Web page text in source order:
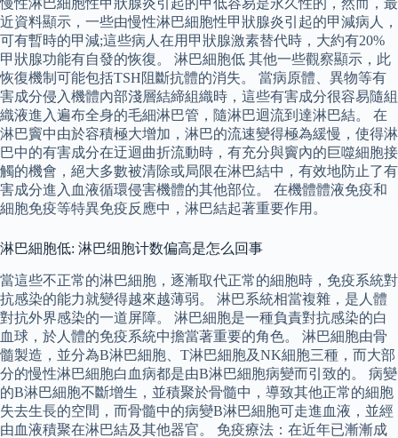
慢性淋巴細胞性甲狀腺炎引起的甲低容易是永久性的，然而，最
近資料顯示，一些由慢性淋巴細胞性甲狀腺炎引起的甲減病人，
可有暫時的甲減;這些病人在用甲狀腺激素替代時，大約有20%
甲狀腺功能有自發的恢復。 淋巴細胞低 其他一些觀察顯示，此
恢復機制可能包括TSH阻斷抗體的消失。 當病原體、異物等有
害成分侵入機體內部淺層結締組織時，這些有害成分很容易隨組
織液進入遍布全身的毛細淋巴管，隨淋巴迴流到達淋巴結。 在
淋巴竇中由於容積極大增加，淋巴的流速變得極為緩慢，使得淋
巴中的有害成分在迂迴曲折流動時，有充分與竇內的巨噬細胞接
觸的機會，絕大多數被清除或局限在淋巴結中，有效地防止了有
害成分進入血液循環侵害機體的其他部位。 在機體體液免疫和
細胞免疫等特異免疫反應中，淋巴結起著重要作用。
淋巴細胞低: 淋巴细胞计数偏高是怎么回事
當這些不正常的淋巴細胞，逐漸取代正常的細胞時，免疫系統對
抗感染的能力就變得越來越薄弱。 淋巴系統相當複雜，是人體
對抗外界感染的一道屏障。 淋巴細胞是一種負責對抗感染的白
血球，於人體的免疫系統中擔當著重要的角色。 淋巴細胞由骨
髓製造，並分為B淋巴細胞、T淋巴細胞及NK細胞三種，而大部
分的慢性淋巴細胞白血病都是由B淋巴細胞病變而引致的。 病變
的B淋巴細胞不斷增生，並積聚於骨髓中，導致其他正常的細胞
失去生長的空間，而骨髓中的病變B淋巴細胞可走進血液，並經
由血液積聚在淋巴結及其他器官。 免疫療法：在近年已漸漸成